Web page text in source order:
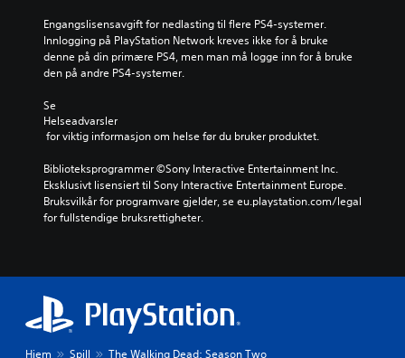
Engangslisensavgift for nedlasting til flere PS4-systemer.
Innlogging på PlayStation Network kreves ikke for å bruke
denne på din primære PS4, men man må logge inn for å bruke
den på andre PS4-systemer.
Se
Helseadvarsler
for viktig informasjon om helse før du bruker produktet.
Biblioteksprogrammer ©Sony Interactive Entertainment Inc.
Eksklusivt lisensiert til Sony Interactive Entertainment Europe.
Bruksvilkår for programvare gjelder, se eu.playstation.com/legal
for fullstendige bruksrettigheter.
Hjem Spill The Walking Dead: Season Two